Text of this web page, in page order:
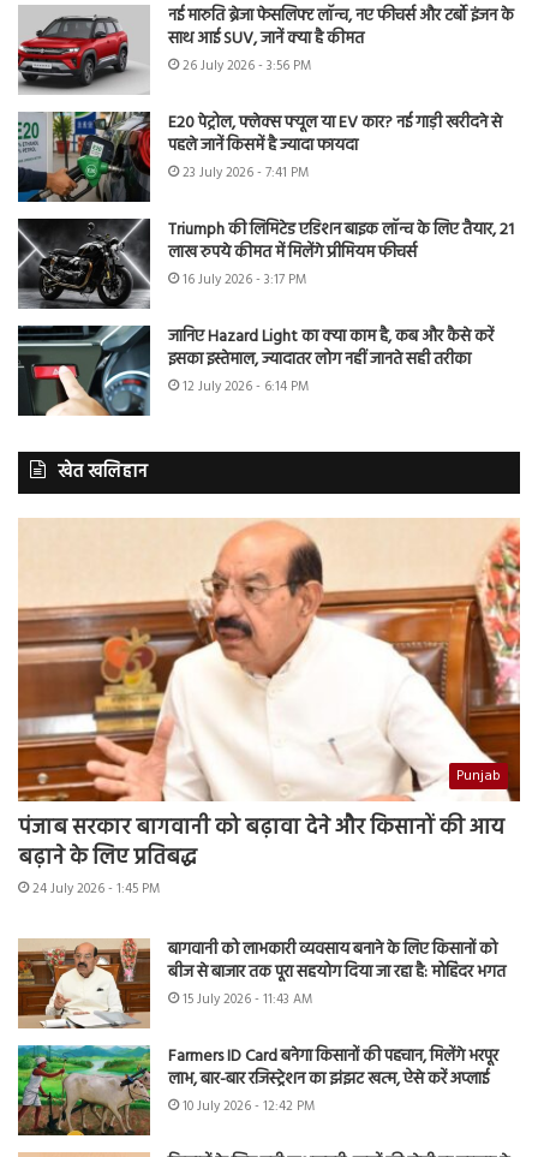
नई मारुति ब्रेजा फेसलिफ्ट लॉन्च, नए फीचर्स और टर्बो इंजन के
साथ आई SUV, जानें क्या है कीमत
26 July 2026 - 3:56 PM
E20 पेट्रोल, फ्लेक्स फ्यूल या EV कार? नई गाड़ी खरीदने से
पहले जानें किसमें है ज्यादा फायदा
23 July 2026 - 7:41 PM
Triumph की लिमिटेड एडिशन बाइक लॉन्च के लिए तैयार, 21
लाख रुपये कीमत में मिलेंगे प्रीमियम फीचर्स
16 July 2026 - 3:17 PM
जानिए Hazard Light का क्या काम है, कब और कैसे करें
इसका इस्तेमाल, ज्यादातर लोग नहीं जानते सही तरीका
12 July 2026 - 6:14 PM
खेत खलिहान
Punjab
पंजाब सरकार बागवानी को बढ़ावा देने और किसानों की आय
बढ़ाने के लिए प्रतिबद्ध
24 July 2026 - 1:45 PM
बागवानी को लाभकारी व्यवसाय बनाने के लिए किसानों को
बीज से बाजार तक पूरा सहयोग दिया जा रहा है: मोहिंदर भगत
15 July 2026 - 11:43 AM
Farmers ID Card बनेगा किसानों की पहचान, मिलेंगे भरपूर
लाभ, बार-बार रजिस्ट्रेशन का झंझट खत्म, ऐसे करें अप्लाई
10 July 2026 - 12:42 PM